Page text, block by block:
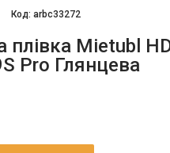
Код:arbc33272
плівка Mietubl
Pro Глянцева